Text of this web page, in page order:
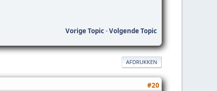
Vorige Topic-Volgende Topic
AFDRUKKEN
#20